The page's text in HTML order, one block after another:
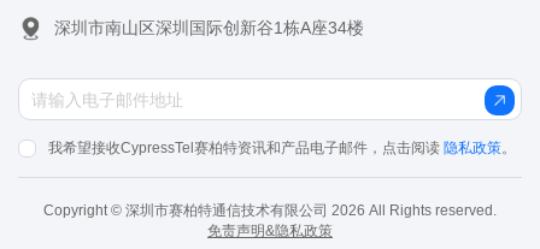
深圳市南山区深圳国际创新谷1栋A座34楼
我希望接收CypressTel赛柏特资讯和产品电子邮件，点击阅读 隐私政策。
Copyright © 深圳市赛柏特通信技术有限公司 2026 All Rights reserved.
免责声明&隐私政策